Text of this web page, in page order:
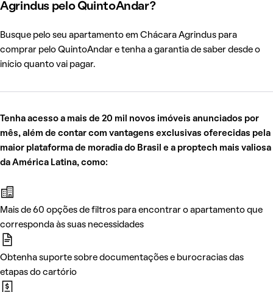
Agrindus pelo QuintoAndar?
Busque pelo seu apartamento em Chácara Agrindus para
comprar pelo QuintoAndar e tenha a garantia de saber desde o
início quanto vai pagar.
Tenha acesso a mais de 20 mil novos imóveis anunciados por
mês, além de contar com vantagens exclusivas oferecidas pela
maior plataforma de moradia do Brasil e a proptech mais valiosa
da América Latina, como:
Mais de 60 opções de filtros para encontrar o apartamento que
corresponda às suas necessidades
Obtenha suporte sobre documentações e burocracias das
etapas do cartório